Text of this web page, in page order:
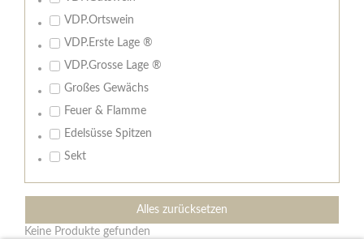
VDP.Ortswein
VDP.Erste Lage ®
VDP.Grosse Lage ®
Großes Gewächs
Feuer & Flamme
Edelsüsse Spitzen
Sekt
Alles zurücksetzen
Keine Produkte gefunden